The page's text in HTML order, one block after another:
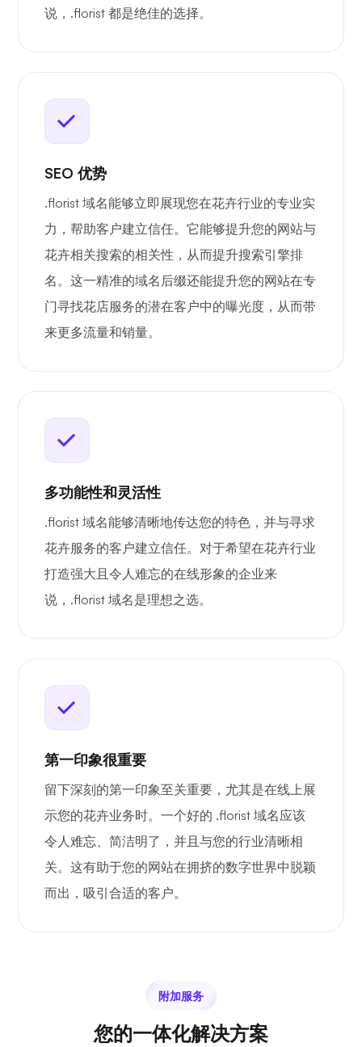
说，.florist 都是绝佳的选择。
SEO 优势
.florist 域名能够立即展现您在花卉行业的专业实
力，帮助客户建立信任。它能够提升您的网站与
花卉相关搜索的相关性，从而提升搜索引擎排
名。这一精准的域名后缀还能提升您的网站在专
门寻找花店服务的潜在客户中的曝光度，从而带
来更多流量和销量。
多功能性和灵活性
.florist 域名能够清晰地传达您的特色，并与寻求
花卉服务的客户建立信任。对于希望在花卉行业
打造强大且令人难忘的在线形象的企业来
说，.florist 域名是理想之选。
第一印象很重要
留下深刻的第一印象至关重要，尤其是在线上展
示您的花卉业务时。一个好的 .florist 域名应该
令人难忘、简洁明了，并且与您的行业清晰相
关。这有助于您的网站在拥挤的数字世界中脱颖
而出，吸引合适的客户。
附加服务
您的一体化解决方案